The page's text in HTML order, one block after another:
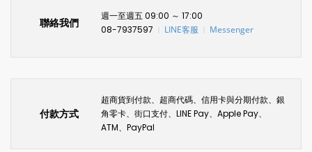
聯絡我們
週一至週五 09:00 ～ 17:00
08-7937597
LINE客服 Messenger
付款方式
超商貨到付款、超商代碼、信用卡與分期付款、銀
角零卡、街口支付、LINE Pay、Apple Pay、
ATM、PayPal